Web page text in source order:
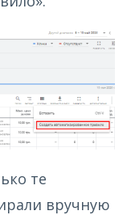
те
вручную